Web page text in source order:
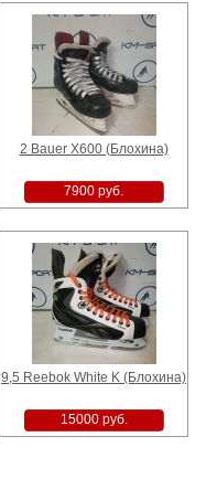
2 Bauer X600 (Блохина)
7900 руб.
9,5 Reebok White K (Блохина)
15000 руб.